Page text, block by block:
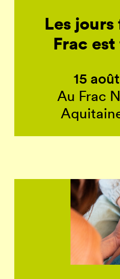
Les
Frac
15
Au Frac